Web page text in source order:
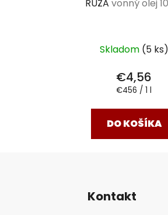
RUŽAvonný olej
Skladom (5 ks)
€4,56
Jednotková
€456 / 1 l
DO KOŠÍKA
Kontakt